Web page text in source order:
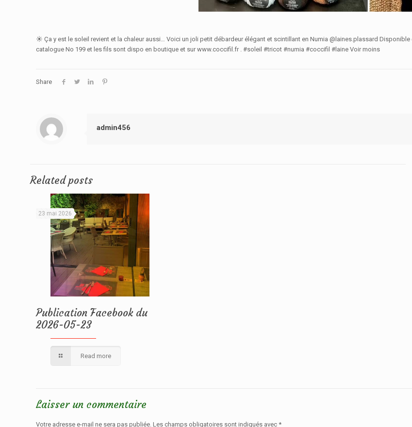
☀️ Ça y est le soleil revient et la chaleur aussi… Voici un joli petit débardeur élégant et scintillant en Numia @laines.plassard
catalogue No 199 et les fils sont dispo en boutique et sur www.coccifil.fr . #soleil #tricot #numia #coccifil #laine Voir moins
Share
admin456
Related posts
23 mai 2026
Publication Facebook du
2026-05-23
Read more
Laisser un commentaire
Votre adresse e-mail ne sera pas publiée. Les champs obligatoires sont indiqués avec *